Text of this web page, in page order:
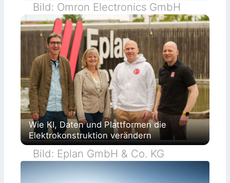
Bild: Omron Electronics GmbH
Wie KI, Daten und Plattformen die
Elektrokonstruktion verändern
Bild: Eplan GmbH & Co. KG